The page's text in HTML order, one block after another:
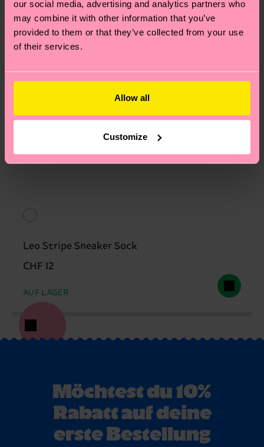
our social media, advertising and analytics partners who
may combine it with other information that you’ve
provided to them or that they’ve collected from your use
of their services.
Allow all
Customize
Leo Stripe Sneaker Sock
CHF 12
AUF LAGER
Möchtest du 10%
Rabatt auf deine
erste Bestellung